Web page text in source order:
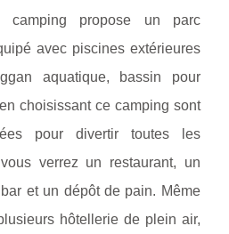
propose un parc
avec piscines extérieures
aquatique, bassin pour
choisissant ce camping sont
pour divertir toutes les
verrez un restaurant, un
et un dépôt de pain. Même
hôtellerie de plein air,